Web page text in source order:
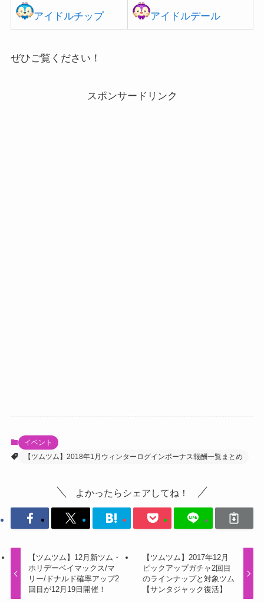
アイドルチップ アイドルデール
ぜひご覧ください！
スポンサードリンク
イベント
【ツムツム】2018年1月ウィンターログインボーナス報酬一覧まとめ
よかったらシェアしてね！
【ツムツム】12月新ツム・
ホリデーベイマックス/マ
リー/ドナルド確率アップ2
回目が12月19日開催！
【ツムツム】2017年12月
ピックアップガチャ2回目
のラインナップと対象ツム
【サンタジャック復活】